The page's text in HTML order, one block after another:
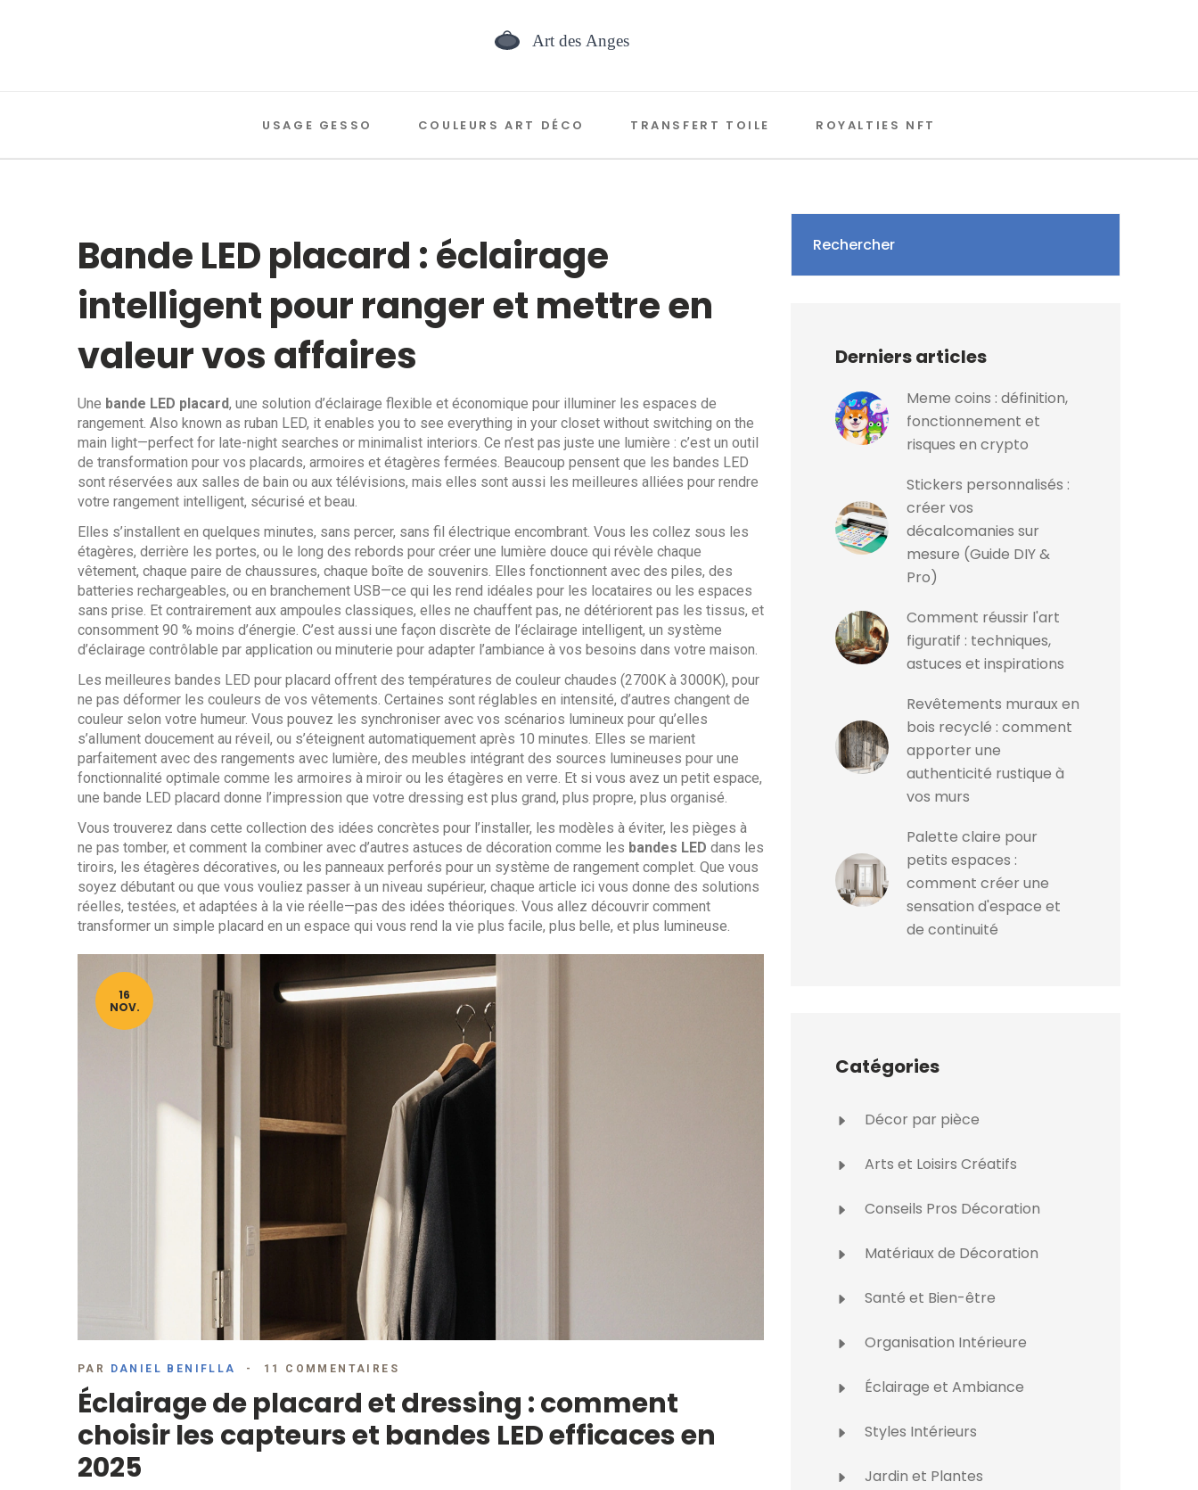
USAGE GESSO COULEURS ART DÉCO TRANSFERT TOILE ROYALTIES NFT
Bande LED placard : éclairage
intelligent pour ranger et mettre en
valeur vos affaires
Une bande LED placard, une solution d’éclairage flexible et économique pour illuminer les espaces de
rangement. Also known as ruban LED, it enables you to see everything in your closet without switching on the
main light—perfect for late-night searches or minimalist interiors. Ce n’est pas juste une lumière : c’est un outil
de transformation pour vos placards, armoires et étagères fermées. Beaucoup pensent que les bandes LED
sont réservées aux salles de bain ou aux télévisions, mais elles sont aussi les meilleures alliées pour rendre
votre rangement intelligent, sécurisé et beau.
Elles s’installent en quelques minutes, sans percer, sans fil électrique encombrant. Vous les collez sous les
étagères, derrière les portes, ou le long des rebords pour créer une lumière douce qui révèle chaque
vêtement, chaque paire de chaussures, chaque boîte de souvenirs. Elles fonctionnent avec des piles, des
batteries rechargeables, ou en branchement USB—ce qui les rend idéales pour les locataires ou les espaces
sans prise. Et contrairement aux ampoules classiques, elles ne chauffent pas, ne détériorent pas les tissus, et
consomment 90 % moins d’énergie. C’est aussi une façon discrète de l’éclairage intelligent, un système
d’éclairage contrôlable par application ou minuterie pour adapter l’ambiance à vos besoins dans votre maison.
Les meilleures bandes LED pour placard offrent des températures de couleur chaudes (2700K à 3000K), pour
ne pas déformer les couleurs de vos vêtements. Certaines sont réglables en intensité, d’autres changent de
couleur selon votre humeur. Vous pouvez les synchroniser avec vos scénarios lumineux pour qu’elles
s’allument doucement au réveil, ou s’éteignent automatiquement après 10 minutes. Elles se marient
parfaitement avec des rangements avec lumière, des meubles intégrant des sources lumineuses pour une
fonctionnalité optimale comme les armoires à miroir ou les étagères en verre. Et si vous avez un petit espace,
une bande LED placard donne l’impression que votre dressing est plus grand, plus propre, plus organisé.
Vous trouverez dans cette collection des idées concrètes pour l’installer, les modèles à éviter, les pièges à
ne pas tomber, et comment la combiner avec d’autres astuces de décoration comme les bandes LED dans les
tiroirs, les étagères décoratives, ou les panneaux perforés pour un système de rangement complet. Que vous
soyez débutant ou que vous vouliez passer à un niveau supérieur, chaque article ici vous donne des solutions
réelles, testées, et adaptées à la vie réelle—pas des idées théoriques. Vous allez découvrir comment
transformer un simple placard en un espace qui vous rend la vie plus facile, plus belle, et plus lumineuse.
16
NOV.
PAR DANIEL BENIFLLA 11 COMMENTAIRES
Éclairage de placard et dressing : comment
choisir les capteurs et bandes LED efficaces en
2025
Rechercher
Derniers articles
Meme coins : définition,
fonctionnement et
risques en crypto
Stickers personnalisés :
créer vos
décalcomanies sur
mesure (Guide DIY &
Pro)
Comment réussir l'art
figuratif : techniques,
astuces et inspirations
Revêtements muraux en
bois recyclé : comment
apporter une
authenticité rustique à
vos murs
Palette claire pour
petits espaces :
comment créer une
sensation d'espace et
de continuité
Catégories
Décor par pièce
Arts et Loisirs Créatifs
Conseils Pros Décoration
Matériaux de Décoration
Santé et Bien-être
Organisation Intérieure
Éclairage et Ambiance
Styles Intérieurs
Jardin et Plantes